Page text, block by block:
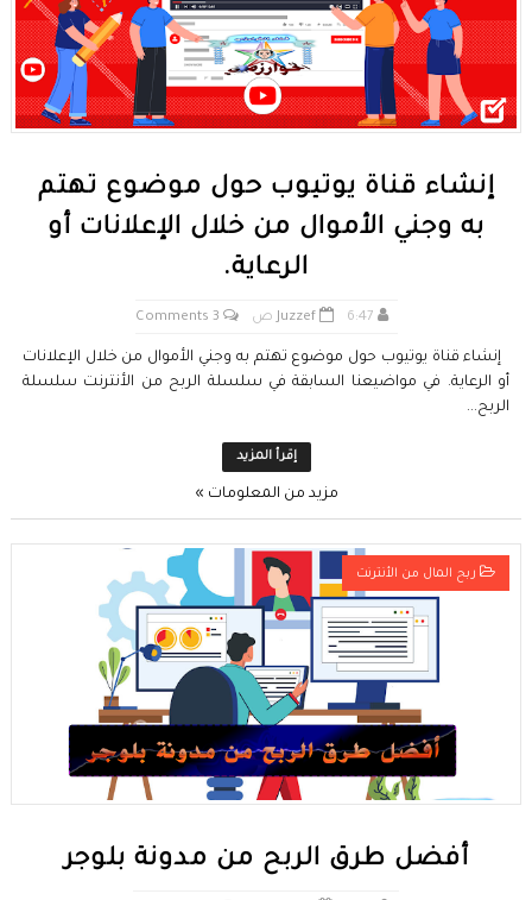
إنشاء قناة يوتيوب حول موضوع تهتم
به وجني الأموال من خلال الإعلانات أو
الرعاية.
Juzzef 6:47 ص 3 Comments
إنشاء قناة يوتيوب حول موضوع تهتم به وجني الأموال من خلال الإعلانات
أو الرعاية. في مواضيعنا السابقة في سلسلة الربح من الأنترنت سلسلة
الربح...
إقرأ المزيد
مزيد من المعلومات »
ربح المال من الأنترنت
أفضل طرق الربح من مدونة بلوجر